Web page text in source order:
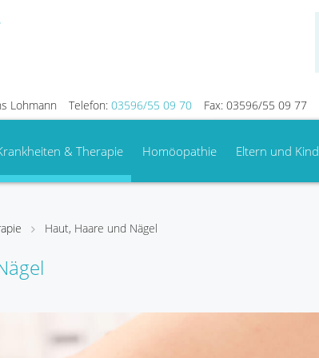
Lohmann Telefon: 03596/55 09 70 Fax: 03596/55 09 77
& Therapie Homöopathie Eltern und Kind
Haut, Haare und Nägel